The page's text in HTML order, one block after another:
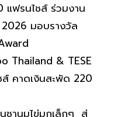
ฟรนไชส์ ร่วมงาน
มอบรางวัล
Thailand & TESE
คาดเงินสะพัด 220
ชานมไข่มุกเล็กๆ สู่